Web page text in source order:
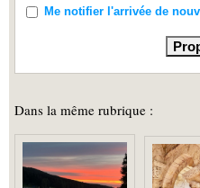
Me notifier l'arrivée de
Dans la même rubrique :